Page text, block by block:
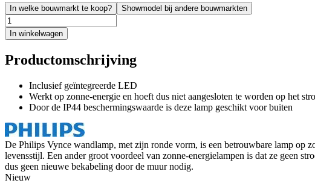
In welke bouwmarkt te koop? Showmodel bij andere bouwmarkten
In winkelwagen
Productomschrijving
Inclusief geïntegreerde LED
Werkt op zonne-energie en hoeft dus niet aangesloten te worden op het
Door de IP44 beschermingswaarde is deze lamp geschikt voor buiten
De Philips Vynce wandlamp, met zijn ronde vorm, is een betrouwbare lamp op
levensstijl. Een ander groot voordeel van zonne-energielampen is dat ze geen
dus geen nieuwe bekabeling door de muur nodig.
Nieuw